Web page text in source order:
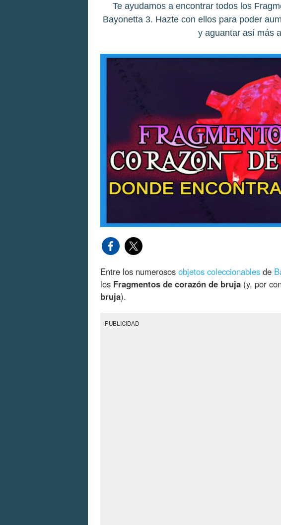
Te ayudamos a encontrar todos los
Bayonetta 3. Hazte con ellos para poder
y aguantar así más
Entre los numerosos objetos coleccionables de
los Fragmentos de corazón de bruja (y, por
bruja).
PUBLICIDAD